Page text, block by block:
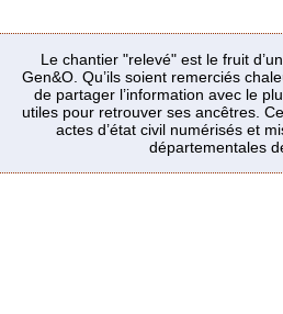
Le chantier "relevé" est le fruit
Gen&O. Qu’ils soient remerciés
de partager l’information avec le
utiles pour retrouver ses ancêtres.
actes d’état civil numérisés et
départementales